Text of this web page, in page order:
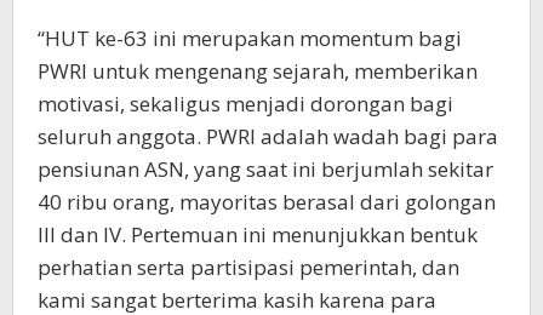
“HUT ke-63 ini merupakan momentum bagi
PWRI untuk mengenang sejarah, memberikan
motivasi, sekaligus menjadi dorongan bagi
seluruh anggota. PWRI adalah wadah bagi para
pensiunan ASN, yang saat ini berjumlah sekitar
40 ribu orang, mayoritas berasal dari golongan
III dan IV. Pertemuan ini menunjukkan bentuk
perhatian serta partisipasi pemerintah, dan
kami sangat berterima kasih karena para